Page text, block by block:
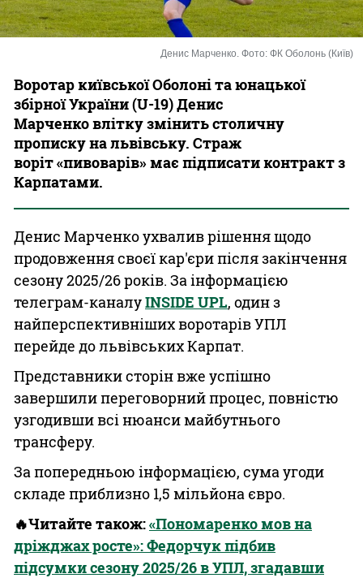
Денис Марченко. Фото: ФК Оболонь (Київ)
Воротар київської Оболоні та юнацької
збірної України (U-19) Денис
Марченко влітку змінить столичну
прописку на львівську. Страж
воріт «пивоварів» має підписати контракт з
Карпатами.
Денис Марченко ухвалив рішення щодо
продовження своєї кар'єри після закінчення
сезону 2025/26 років. За інформацією
телеграм-каналуINSIDE UPL, один з
найперспективніших воротарів УПЛ
перейде до львівських Карпат.
Представники сторін вже успішно
завершили переговорний процес, повністю
узгодивши всі нюанси майбутнього
трансферу.
За попередньою інформацією, сума угоди
складе приблизно 1,5 мільйона євро.
🔥Читайте також:«Пономаренко мов на
дріжджах росте»: Федорчук підбив
підсумки сезону 2025/26 в УПЛ, згадавши